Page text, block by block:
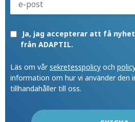
Ja, jag accepterar att få
från ADAPTIL.
Läs om vårsekretesspolicy och
information om hur vi använder den
tillhandahåller till oss.